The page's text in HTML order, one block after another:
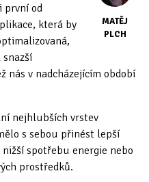
(566)
MATĚJ
PLCH
první od
která by
nás v nadcházejícím období
nejhlubších vrstev
s sebou přinést lepší
spotřebu energie nebo
prostředků.